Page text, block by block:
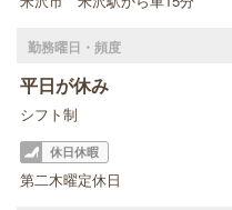
勤務曜日・頻度
平日が休み
シフト制
休日休暇
第二木曜定休日